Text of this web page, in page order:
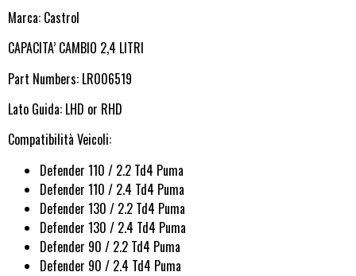
Marca: Castrol
CAPACITA’ CAMBIO 2,4 LITRI
Part Numbers: LR006519
Lato Guida: LHD or RHD
Compatibilità Veicoli:
Defender 110 / 2.2 Td4 Puma
Defender 110 / 2.4 Td4 Puma
Defender 130 / 2.2 Td4 Puma
Defender 130 / 2.4 Td4 Puma
Defender 90 / 2.2 Td4 Puma
Defender 90 / 2.4 Td4 Puma